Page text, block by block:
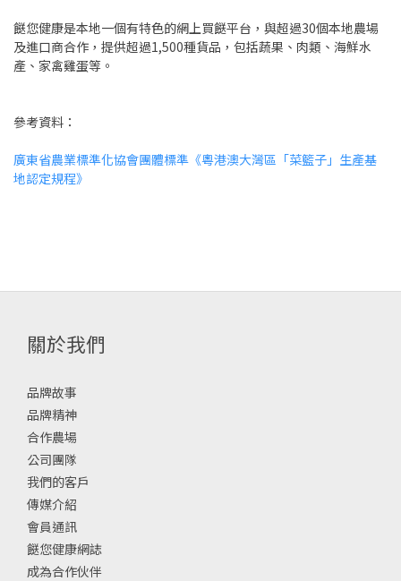
餸您健康是本地一個有特色的網上買餸平台，與超過30個本地農場
及進口商合作，提供超過1,500種貨品，包括蔬果、肉類、海鮮水
產、家禽雞蛋等。
參考資料：
廣東省農業標準化協會團體標準《粵港澳大灣區「菜籃子」生產基
地認定規程》
關於我們
品牌故事
品牌精神
合作農場
公司團隊
我們的客戶
傳媒介紹
會員通訊
餸您健康網誌
成為合作伙伴